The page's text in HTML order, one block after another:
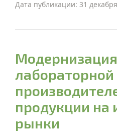
Дата публикации: 31
продукции на
рынки